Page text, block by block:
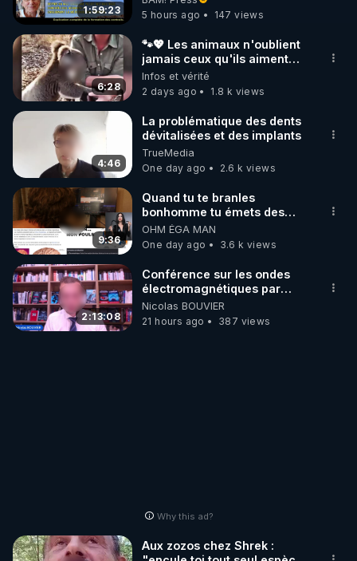
v=8nbSOYBAZTA
1:59:23
5 hours ago
147 views
6:28
🐾💖 Les animaux n'oublient
jamais ceux qu'ils aiment…
🥹❤️
Infos et vérité
2 days ago
1.8 k views
4:46
La problématique des dents
dévitalisées et des implants
TrueMedia
One day ago
2.6 k views
9:36
Quand tu te branles
bonhomme tu émets des
ondes ils ont juste omis de
t'expliquer
OHM ÉGA MAN
One day ago
3.6 k views
2:13:08
Conférence sur les ondes
électromagnétiques par
Grégoire Caustru et Bart de
Wever !
Nicolas BOUVIER
21 hours ago
387 views
Why this ad?
Aux zozos chez Shrek :